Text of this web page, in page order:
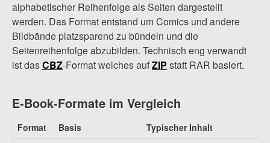
alphabetischer Reihenfolge als Seiten dargestellt
werden. Das Format entstand um Comics und andere
Bildbände platzsparend zu bündeln und die
Seitenreihenfolge abzubilden. Technisch eng verwandt
ist dasCBZ-Format welches aufZIP statt RAR basiert.
E-Book-Formate im Vergleich
Format Basis
Typischer Inhalt